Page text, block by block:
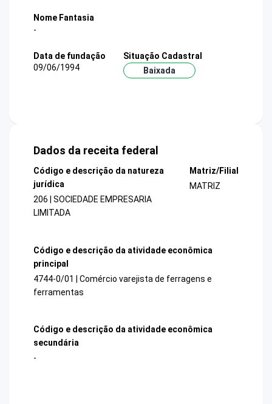
Nome Fantasia
-
Data de fundação
09/06/1994
Situação Cadastral
Baixada
Dados da receita federal
Código e descrição da natureza
jurídica
206 | SOCIEDADE EMPRESARIA
LIMITADA
Matriz/Filial
MATRIZ
Código e descrição da atividade econômica
principal
4744-0/01 | Comércio varejista de ferragens e
ferramentas
Código e descrição da atividade econômica
secundária
-